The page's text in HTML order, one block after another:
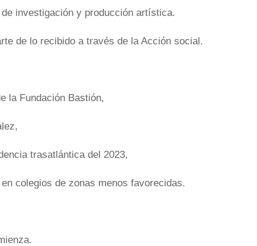
investigación y producción artística.
de lo recibido a través de la Acción social.
la Fundación Bastión,
trasatlántica del 2023,
colegios de zonas menos favorecidas.